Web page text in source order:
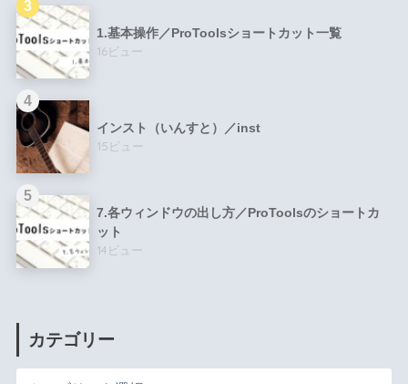
1.基本操作／ProToolsショートカット一覧
16ビュー
インスト（いんすと）／inst
15ビュー
7.各ウィンドウの出し方／ProToolsのショートカ
ット
14ビュー
カテゴリー